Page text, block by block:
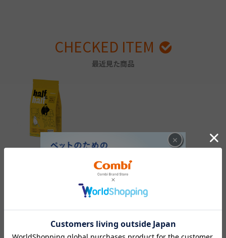
CHECKED ITEM
最近見た商品
CATEGORY
×